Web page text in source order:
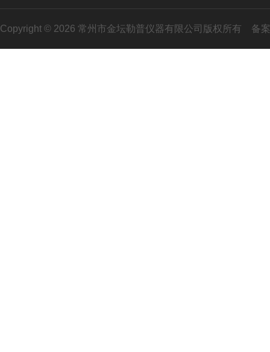
Copyright © 2026 常州市金坛勒普仪器有限公司版权所有 备